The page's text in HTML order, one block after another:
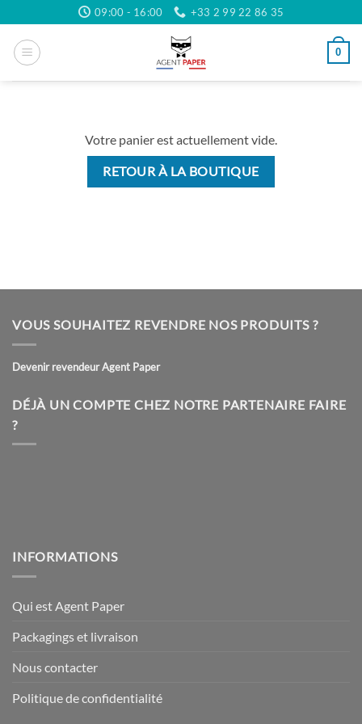
au
contenu
09:00 - 16:00 +33 2 99 22 86 35
0
Votre panier est actuellement vide.
RETOUR À LA BOUTIQUE
VOUS SOUHAITEZ REVENDRE NOS PRODUITS ?
Devenir revendeur Agent Paper
DÉJÀ UN COMPTE CHEZ NOTRE PARTENAIRE FAIRE
?
INFORMATIONS
Qui est Agent Paper
Packagings et livraison
Nous contacter
Politique de confidentialité